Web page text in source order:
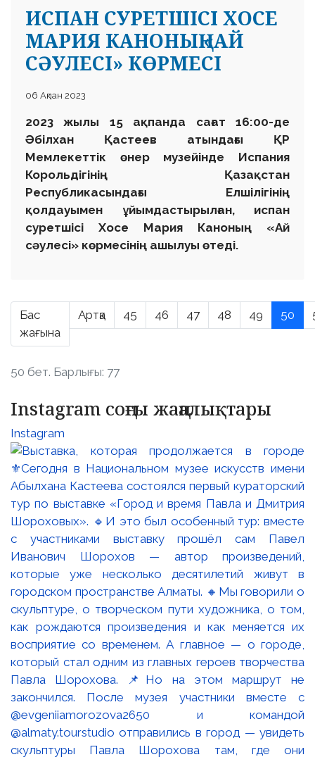
ИСПАН СУРЕТШІСІ ХОСЕ
МАРИЯ КАНОНЫҢ «АЙ
СӘУЛЕСІ» КӨРМЕСІ
06 Ақпан 2023
2023 жылы 15 ақпанда сағат 16:00-де
Әбілхан Қастеев атындағы ҚР
Мемлекеттік өнер музейінде Испания
Корольдігінің Қазақстан
Республикасындағы Елшілігінің
қолдауымен ұйымдастырылған, испан
суретшісі Хосе Мария Каноның «Ай
сәулесі» көрмесінің ашылуы өтеді.
Бас
жағына
Артқа 45 46 47 48 49 50
50 бет. Барлығы: 77
Instagram соңғы жаңалықтары
Instagram